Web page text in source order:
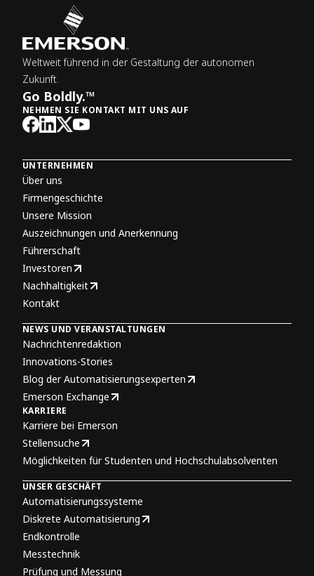
Weltweit führend in der Gestaltung der autonomen
Zukunft.
Go Boldly.™
NEHMEN SIE KONTAKT MIT UNS AUF
UNTERNEHMEN
Über uns
Firmengeschichte
Unsere Mission
Auszeichnungen und Anerkennung
Führerschaft
Investoren
Nachhaltigkeit
Kontakt
NEWS UND VERANSTALTUNGEN
Nachrichtenredaktion
Innovations-Stories
Blog der Automatisierungsexperten
Emerson Exchange
KARRIERE
Karriere bei Emerson
Stellensuche
Möglichkeiten für Studenten und Hochschulabsolventen
UNSER GESCHÄFT
Automatisierungssysteme
Diskrete Automatisierung
Endkontrolle
Messtechnik
Prüfung und Messung